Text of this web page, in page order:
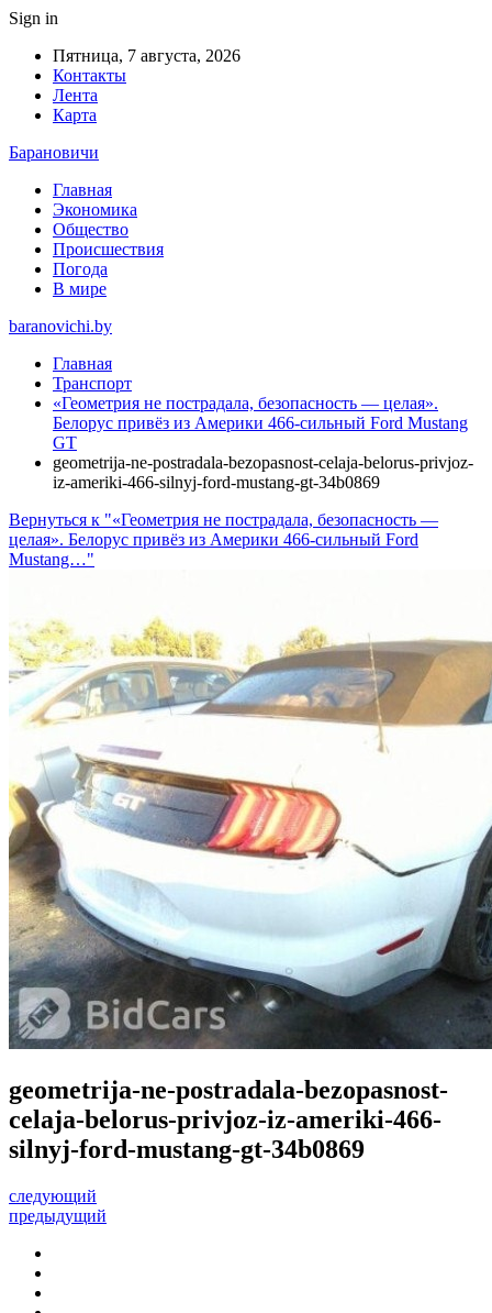
Sign in
Пятница, 7 августа, 2026
Контакты
Лента
Карта
Барановичи
Главная
Экономика
Общество
Происшествия
Погода
В мире
baranovichi.by
Главная
Транспорт
«Геометрия не пострадала, безопасность — целая».
Белорус привёз из Америки 466-сильный Ford Mustang
GT
geometrija-ne-postradala-bezopasnost-celaja-belorus-privjoz-
iz-ameriki-466-silnyj-ford-mustang-gt-34b0869
Вернуться к "«Геометрия не пострадала, безопасность —
целая». Белорус привёз из Америки 466-сильный Ford
Mustang…"
geometrija-ne-postradala-bezopasnost-
celaja-belorus-privjoz-iz-ameriki-466-
silnyj-ford-mustang-gt-34b0869
следующий
предыдущий